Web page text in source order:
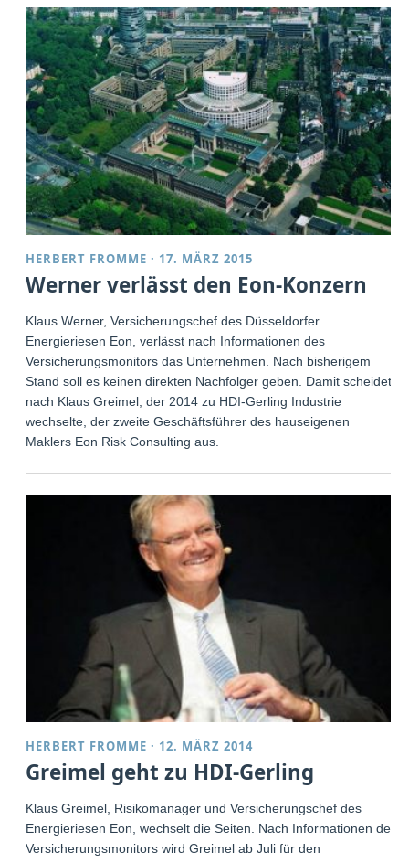
HERBERT FROMME · 17. MÄRZ 2015
Werner verlässt den Eon-Konzern
Klaus Werner, Versicherungschef des Düsseldorfer
Energieriesen Eon, verlässt nach Informationen des
Versicherungsmonitors das Unternehmen. Nach bisherigem
Stand soll es keinen direkten Nachfolger geben. Damit scheidet
nach Klaus Greimel, der 2014 zu HDI-Gerling Industrie
wechselte, der zweite Geschäftsführer des hauseigenen
Maklers Eon Risk Consulting aus.
HERBERT FROMME · 12. MÄRZ 2014
Greimel geht zu HDI-Gerling
Klaus Greimel, Risikomanager und Versicherungschef des
Energieriesen Eon, wechselt die Seiten. Nach Informationen des
Versicherungsmonitors wird Greimel ab Juli für den